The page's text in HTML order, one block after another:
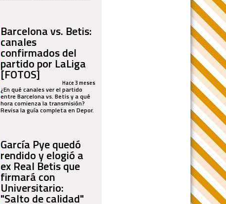
Barcelona vs. Betis:
canales
confirmados del
partido por LaLiga
[FOTOS] Hace 3 meses
¿En qué canales ver el partido
entre Barcelona vs. Betis y a qué
hora comienza la transmisión?
Revisa la guía completa en Depor.
García Pye quedó
rendido y elogió a
ex Real Betis que
firmará con
Universitario:
"Salto de calidad"